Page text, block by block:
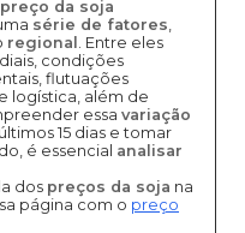
preço da soja
série de fatores,
regional . Entre eles
condições
flutuações
logística, além de
essa variação
15 dias e tomar
é essencial analisar
dos preços da soja na
página com o preço